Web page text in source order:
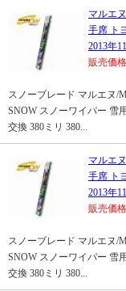
マルエ
手席 ト
2013年
販売価
スノーブレード マルエヌ/
SNOW スノーワイパー 雪
交換 380ミリ 380...
マルエ
手席 ト
2013年
販売価
スノーブレード マルエヌ/
SNOW スノーワイパー 雪
交換 380ミリ 380...